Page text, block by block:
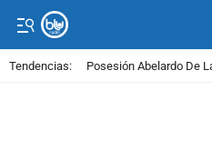
Tendencias: Posesión Abelardo De